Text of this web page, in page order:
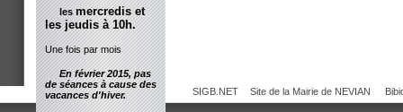
SIGB.NET Site de la Mairie de NEVIAN
lesmercredis et
les jeudis à 10h.
Une fois par mois
En février 2015, pas
de séances à cause des
vacances d'hiver.